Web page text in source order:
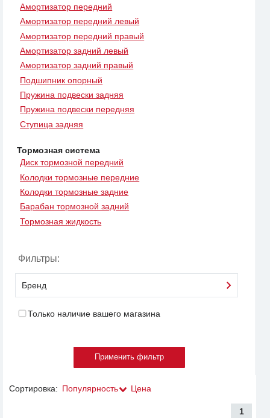
Амортизатор передний
Амортизатор передний левый
Амортизатор передний правый
Амортизатор задний левый
Амортизатор задний правый
Подшипник опорный
Пружина подвески задняя
Пружина подвески передняя
Ступица задняя
Тормозная система
Диск тормозной передний
Колодки тормозные передние
Колодки тормозные задние
Барабан тормозной задний
Тормозная жидкость
Фильтры:
Бренд
Только наличие вашего магазина
Сортировка: Популярность Цена
1